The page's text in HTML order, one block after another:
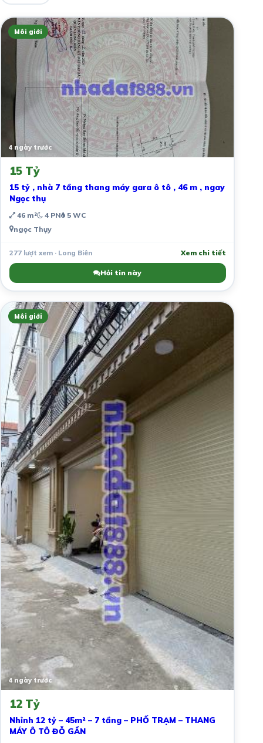
Môi giới
4 ngày trước
15 Tỷ
15 tỷ , nhà 7 tầng thang máy gara ô tô , 46 m , ngay
Ngọc thụ
46 m² 4 PN 5 WC
ngọc Thụy
277 lượt xem · Long Biên Xem chi tiết
Hỏi tin này
Môi giới
4 ngày trước
12 Tỷ
Nhỉnh 12 tỷ – 45m² – 7 tầng – PHỐ TRẠM – THANG
MÁY Ô TÔ ĐỖ GẦN